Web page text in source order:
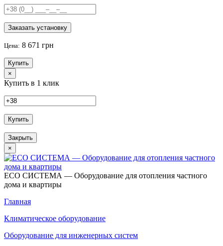
Заказать установку
Цена: 8 671 грн
Купить
×
Купить в 1 клик
Купить
Закрыть
×
ECO СИСТЕМА — Оборудование для отопления частного
дома и квартиры
Главная
Климатическое оборудование
Оборудование для инженерных систем